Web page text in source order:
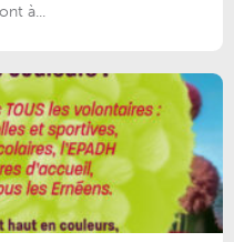
à...